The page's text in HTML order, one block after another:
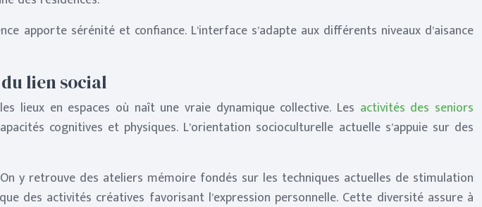
sérénité et confiance. L’interface s’adapte aux différents niveaux d’aisance
lien social
lieux en espaces où naît une vraie dynamique collective. Les activités des seniors
cognitives et physiques. L’orientation socioculturelle actuelle s’appuie sur des
y retrouve des ateliers mémoire fondés sur les techniques actuelles de stimulation
des activités créatives favorisant l’expression personnelle. Cette diversité assure à